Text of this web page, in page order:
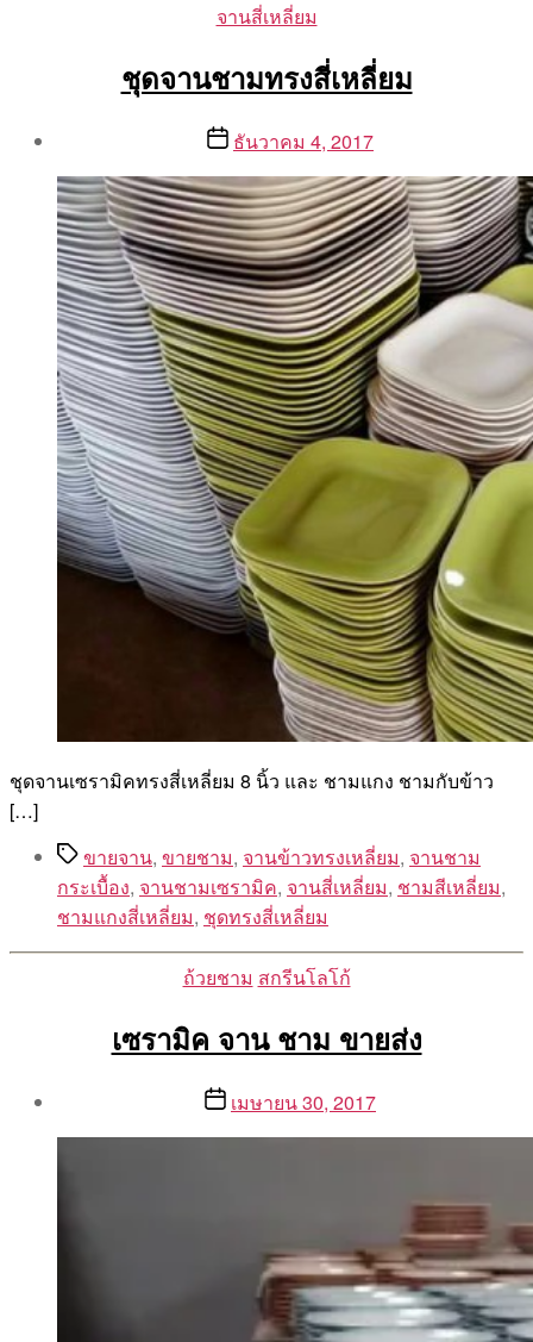
Categories
จานสี่เหลี่ยม
ชุดจานชามทรงสี่เหลี่ยม
By
Aea
Postธันวาคม 4, 2017
ชุดจานเซรามิคทรงสี่เหลี่ยม 8 นิ้ว และ ชามแกง ชามกับข้าว
[…]
Tagsขายจาน, ขายชาม, จานข้าวทรงเหลี่ยม, จานชาม
กระเบื้อง, จานชามเซรามิค, จานสี่เหลี่ยม, ชามสีเหลี่ยม,
ชามแกงสี่เหลี่ยม, ชุดทรงสี่เหลี่ยม
Categories
ถ้วยชาม สกรีนโลโก้
เซรามิค จาน ชาม ขายส่ง
By
Postเมษายน 30, 2017